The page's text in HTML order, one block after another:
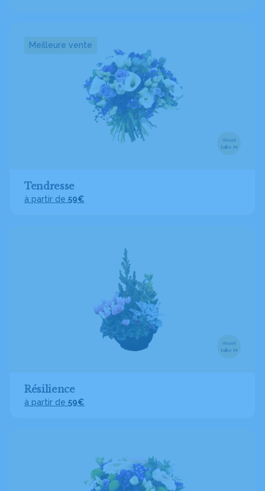
Meilleure vente
Visuel
taille M
Tendresse
à partir de 59€
Visuel
taille M
Résilience
à partir de 59€